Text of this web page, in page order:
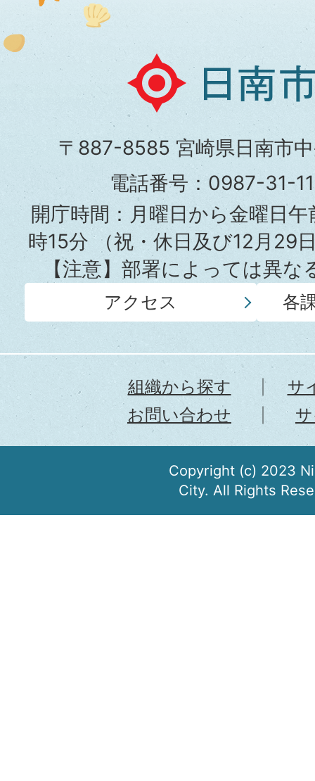
日
南
市
役
所
〒887-8585 宮崎県日南市
電話番号：0987-31-
開庁時間：月曜日から金曜日
時15分（祝・休日及び12月29
【注意】部署によっては異
アクセス 各
組織から探す
サ
お問い合わせ
Copyright (c) 2023
City. All Rights